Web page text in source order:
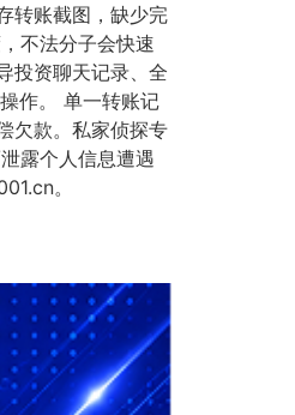
转账截图，缺少完
不法分子会快速
投资聊天记录、全
作。 单一转账记
欠款。私家侦探专
露个人信息遭遇
。